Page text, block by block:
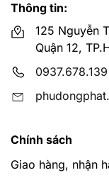
Thông tin:
125 Nguyễn
Quận 12,
0937.678.139
Chính sách
Giao hàng, nhận